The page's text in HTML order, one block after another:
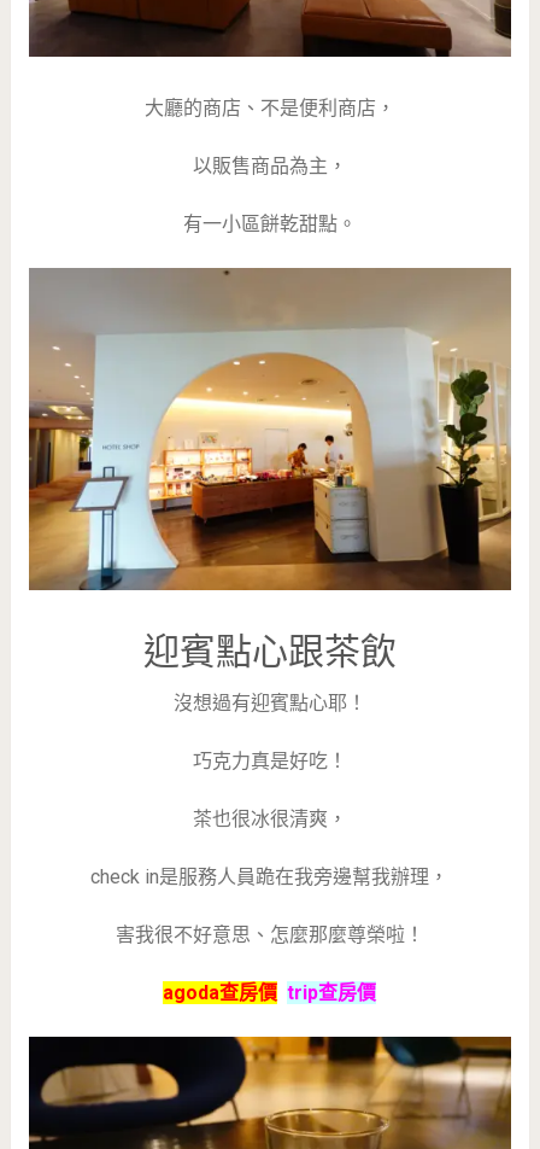
大廳的商店、不是便利商店，
以販售商品為主，
有一小區餅乾甜點。
迎賓點心跟茶飲
沒想過有迎賓點心耶！
巧克力真是好吃！
茶也很冰很清爽，
check in是服務人員跪在我旁邊幫我辦理，
害我很不好意思、怎麼那麼尊榮啦！
agoda查房價 trip查房價